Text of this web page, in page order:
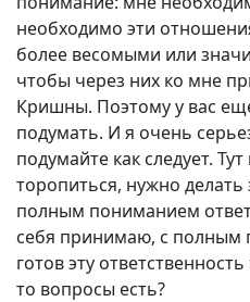
необходимо эти
более весомыми или
чтобы через них ко мне
Кришны. Поэтому у вас
подумать. И я очень
подумайте как следует.
торопиться, нужно делать
полным пониманием
себя принимаю, с полным
готов эту
то вопросы есть?